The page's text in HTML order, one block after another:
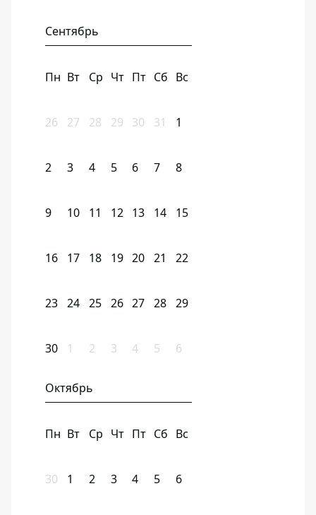
Сентябрь
Пн Вт Ср Чт Пт Сб Вс
26 27 28 29 30 31 1
2 3 4 5 6 7 8
9 10 11 12 13 14 15
16 17 18 19 20 21 22
23 24 25 26 27 28 29
30 1 2 3 4 5 6
Октябрь
Пн Вт Ср Чт Пт Сб Вс
30 1 2 3 4 5 6